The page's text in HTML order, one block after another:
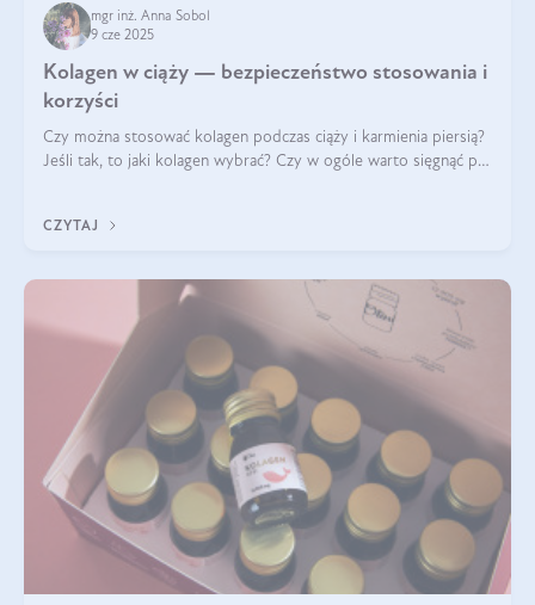
mgr inż. Anna Sobol
9 cze 2025
Kolagen w ciąży — bezpieczeństwo stosowania i
korzyści
Czy można stosować kolagen podczas ciąży i karmienia piersią?
Jeśli tak, to jaki kolagen wybrać? Czy w ogóle warto sięgnąć po
CZYTAJ